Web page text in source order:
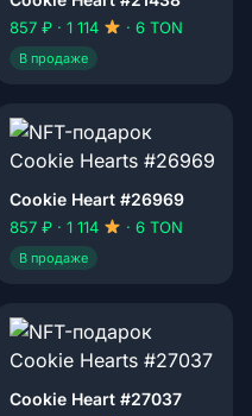
857 ₽ · 1 114 · 6 TON
В продаже
Cookie Heart #26969
857 ₽ · 1 114 · 6 TON
В продаже
Cookie Heart #27037